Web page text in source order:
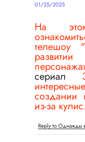
01/25/2025
На
телешоу
сериал
создании
из-за кулис.
Reply to Однажды